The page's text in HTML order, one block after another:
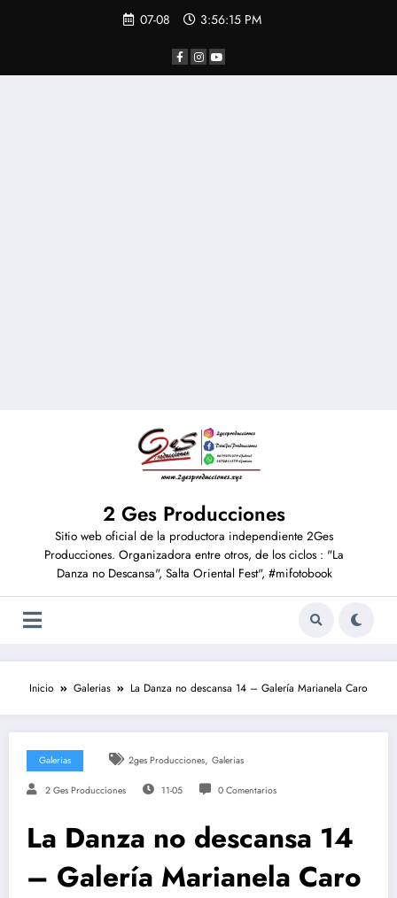
07-08 3:56:15 PM
2 Ges Producciones
Sitio web oficial de la productora independiente 2Ges
Producciones. Organizadora entre otros, de los ciclos : "La
Danza no Descansa", Salta Oriental Fest", #mifotobook
Inicio Galerias La Danza no descansa 14 – Galería Marianela Caro
Galerias 2ges Producciones, Galerias
2 Ges Producciones 11-05 0 Comentarios
La Danza no descansa 14
– Galería Marianela Caro